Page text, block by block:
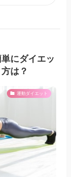
にダイエッ
は？
運動ダイエット